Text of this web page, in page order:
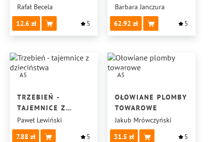
Rafał Becela
12.6
5
Barbara Janczura
62.92
5
A5
TRZEBIEŃ -
TAJEMNICE Z
DZIECIŃSTWA
Paweł Lewiński
7.88
5
A5
OŁOWIANE PLOMBY
TOWAROWE
Jakub Mrówczyński
31.5
5